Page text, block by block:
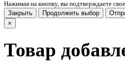
Нажимая на кнопку, вы подтверждаете
Закрыть
Продолжить выбор
×
Товар